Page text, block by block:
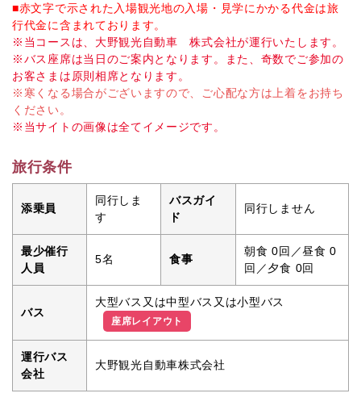
■赤文字で示された入場観光地の入場・見学にかかる代金は旅
行代金に含まれております。
※当コースは、大野観光自動車 株式会社が運行いたします。
※バス座席は当日のご案内となります。また、奇数でご参加の
お客さまは原則相席となります。
※寒くなる場合がございますので、ご心配な方は上着をお持ち
ください。
※当サイトの画像は全てイメージです。
旅行条件
添乗員
同行しま
す
バスガイ
ド
同行しません
最少催行
人員
5名 食事
朝食 0回／昼食 0
回／夕食 0回
バス
大型バス又は中型バス又は小型バス
座席レイアウト
運行バス
会社
大野観光自動車株式会社